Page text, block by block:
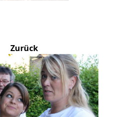
Zurück